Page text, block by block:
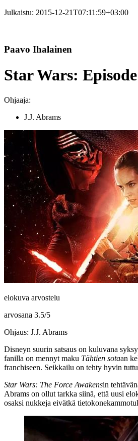
Julkaistu: 2015-12-21T07:11:59+03:00
Paavo Ihalainen
Star Wars:
Ohjaaja:
J.J. Abrams
elokuva arvostelu
arvosana 3.5/5
Ohjaus: J.J. Abrams
Disneyn suurin satsaus on kuluvana
fanilla on mennyt maku Tähtien sotaan
franchiseen. Seikkailu on tehty hyvin
Star Wars: The Force Awakensin
Abrams on ollut tarkka siinä, että uusi
osaksi nukkeja eivätkä